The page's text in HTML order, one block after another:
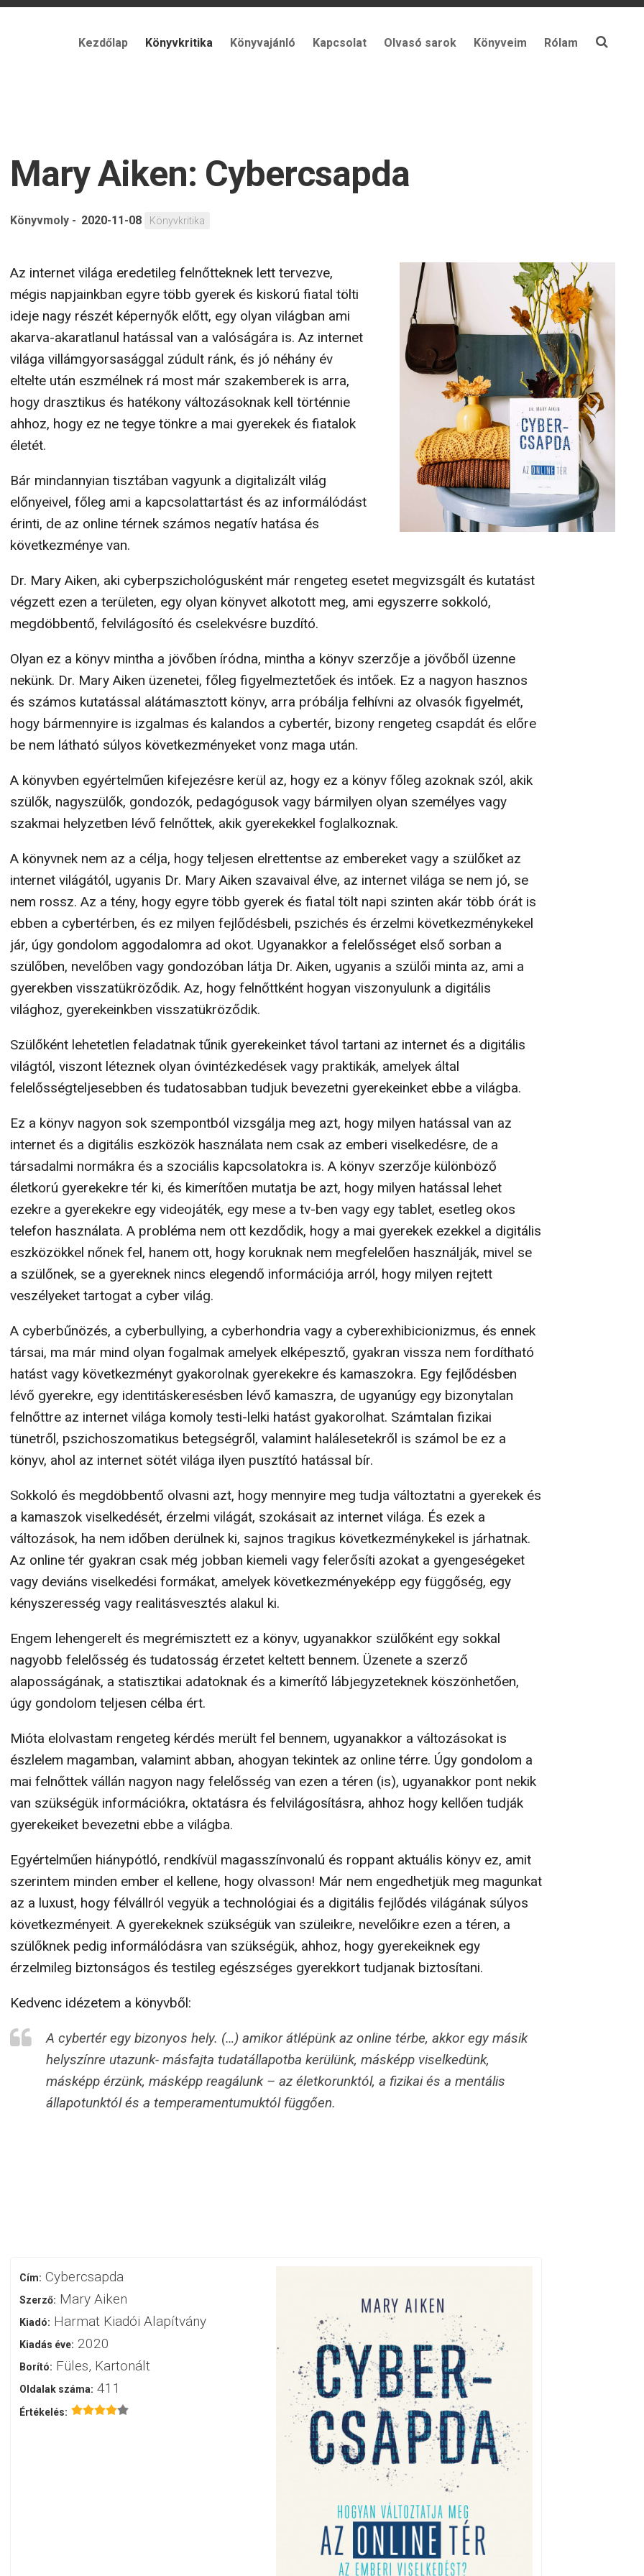
Kezdőlap Könyvkritika Könyvajánló Kapcsolat Olvasó sarok Könyveim Rólam
Mary Aiken: Cybercsapda
Könyvmoly - 2020-11-08 Könyvkritika
Az internet világa eredetileg felnőtteknek lett tervezve,
mégis napjainkban egyre több gyerek és kiskorú fiatal tölti
ideje nagy részét képernyők előtt, egy olyan világban ami
akarva-akaratlanul hatással van a valóságára is. Az internet
világa villámgyorsasággal zúdult ránk, és jó néhány év
eltelte után eszmélnek rá most már szakemberek is arra,
hogy drasztikus és hatékony változásoknak kell történnie
ahhoz, hogy ez ne tegye tönkre a mai gyerekek és fiatalok
életét.
Bár mindannyian tisztában vagyunk a digitalizált világ
előnyeivel, főleg ami a kapcsolattartást és az informálódást
érinti, de az online térnek számos negatív hatása és
következménye van.
Dr. Mary Aiken, aki cyberpszichológusként már rengeteg esetet megvizsgált és kutatást
végzett ezen a területen, egy olyan könyvet alkotott meg, ami egyszerre sokkoló,
megdöbbentő, felvilágosító és cselekvésre buzdító.
Olyan ez a könyv mintha a jövőben íródna, mintha a könyv szerzője a jövőből üzenne
nekünk. Dr. Mary Aiken üzenetei, főleg figyelmeztetőek és intőek. Ez a nagyon hasznos
és számos kutatással alátámasztott könyv, arra próbálja felhívni az olvasók figyelmét,
hogy bármennyire is izgalmas és kalandos a cybertér, bizony rengeteg csapdát és előre
be nem látható súlyos következményeket vonz maga után.
A könyvben egyértelműen kifejezésre kerül az, hogy ez a könyv főleg azoknak szól, akik
szülők, nagyszülők, gondozók, pedagógusok vagy bármilyen olyan személyes vagy
szakmai helyzetben lévő felnőttek, akik gyerekekkel foglalkoznak.
A könyvnek nem az a célja, hogy teljesen elrettentse az embereket vagy a szülőket az
internet világától, ugyanis Dr. Mary Aiken szavaival élve, az internet világa se nem jó, se
nem rossz. Az a tény, hogy egyre több gyerek és fiatal tölt napi szinten akár több órát is
ebben a cybertérben, és ez milyen fejlődésbeli, pszichés és érzelmi következménykekel
jár, úgy gondolom aggodalomra ad okot. Ugyanakkor a felelősséget első sorban a
szülőben, nevelőben vagy gondozóban látja Dr. Aiken, ugyanis a szülői minta az, ami a
gyerekben visszatükröződik. Az, hogy felnőttként hogyan viszonyulunk a digitális
világhoz, gyerekeinkben visszatükröződik.
Szülőként lehetetlen feladatnak tűnik gyerekeinket távol tartani az internet és a digitális
világtól, viszont léteznek olyan óvintézkedések vagy praktikák, amelyek által
felelősségteljesebben és tudatosabban tudjuk bevezetni gyerekeinket ebbe a világba.
Ez a könyv nagyon sok szempontból vizsgálja meg azt, hogy milyen hatással van az
internet és a digitális eszközök használata nem csak az emberi viselkedésre, de a
társadalmi normákra és a szociális kapcsolatokra is. A könyv szerzője különböző
életkorú gyerekekre tér ki, és kimerítően mutatja be azt, hogy milyen hatással lehet
ezekre a gyerekekre egy videojáték, egy mese a tv-ben vagy egy tablet, esetleg okos
telefon használata. A probléma nem ott kezdődik, hogy a mai gyerekek ezekkel a digitális
eszközökkel nőnek fel, hanem ott, hogy koruknak nem megfelelően használják, mivel se
a szülőnek, se a gyereknek nincs elegendő információja arról, hogy milyen rejtett
veszélyeket tartogat a cyber világ.
A cyberbűnözés, a cyberbullying, a cyberhondria vagy a cyberexhibicionizmus, és ennek
társai, ma már mind olyan fogalmak amelyek elképesztő, gyakran vissza nem fordítható
hatást vagy következményt gyakorolnak gyerekekre és kamaszokra. Egy fejlődésben
lévő gyerekre, egy identitáskeresésben lévő kamaszra, de ugyanúgy egy bizonytalan
felnőttre az internet világa komoly testi-lelki hatást gyakorolhat. Számtalan fizikai
tünetről, pszichoszomatikus betegségről, valamint halálesetekről is számol be ez a
könyv, ahol az internet sötét világa ilyen pusztító hatással bír.
Sokkoló és megdöbbentő olvasni azt, hogy mennyire meg tudja változtatni a gyerekek és
a kamaszok viselkedését, érzelmi világát, szokásait az internet világa. És ezek a
változások, ha nem időben derülnek ki, sajnos tragikus következménykekel is járhatnak.
Az online tér gyakran csak még jobban kiemeli vagy felerősíti azokat a gyengeségeket
vagy deviáns viselkedési formákat, amelyek következményeképp egy függőség, egy
kényszeresség vagy realitásvesztés alakul ki.
Engem lehengerelt és megrémisztett ez a könyv, ugyanakkor szülőként egy sokkal
nagyobb felelősség és tudatosság érzetet keltett bennem. Üzenete a szerző
alaposságának, a statisztikai adatoknak és a kimerítő lábjegyzeteknek köszönhetően,
úgy gondolom teljesen célba ért.
Mióta elolvastam rengeteg kérdés merült fel bennem, ugyanakkor a változásokat is
észlelem magamban, valamint abban, ahogyan tekintek az online térre. Úgy gondolom a
mai felnőttek vállán nagyon nagy felelősség van ezen a téren (is), ugyanakkor pont nekik
van szükségük információkra, oktatásra és felvilágosításra, ahhoz hogy kellően tudják
gyerekeiket bevezetni ebbe a világba.
Egyértelműen hiánypótló, rendkívül magasszínvonalú és roppant aktuális könyv ez, amit
szerintem minden ember el kellene, hogy olvasson! Már nem engedhetjük meg magunkat
az a luxust, hogy félvállról vegyük a technológiai és a digitális fejlődés világának súlyos
következményeit. A gyerekeknek szükségük van szüleikre, nevelőikre ezen a téren, a
szülőknek pedig informálódásra van szükségük, ahhoz, hogy gyerekeiknek egy
érzelmileg biztonságos és testileg egészséges gyerekkort tudjanak biztosítani.
Kedvenc idézetem a könyvből:
A cybertér egy bizonyos hely. (…) amikor átlépünk az online térbe, akkor egy másik
helyszínre utazunk- másfajta tudatállapotba kerülünk, másképp viselkedünk,
másképp érzünk, másképp reagálunk – az életkorunktól, a fizikai és a mentális
állapotunktól és a temperamentumuktól függően.
Cím: Cybercsapda
Szerző: Mary Aiken
Kiadó: Harmat Kiadói Alapítvány
Kiadás éve: 2020
Borító: Füles, Kartonált
Oldalak száma: 411
Értékelés: